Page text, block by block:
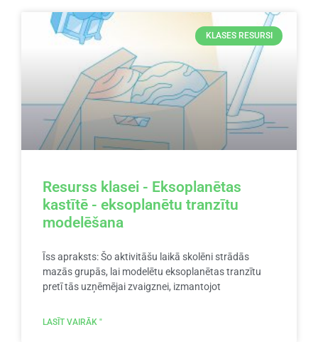
KLASES RESURSI
Resurss klasei - Eksoplanētas
kastītē - eksoplanētu tranzītu
modelēšana
Īss apraksts: Šo aktivitāšu laikā skolēni strādās
mazās grupās, lai modelētu eksoplanētas tranzītu
pretī tās uzņēmējai zvaigznei, izmantojot
LASĪT VAIRĀK "